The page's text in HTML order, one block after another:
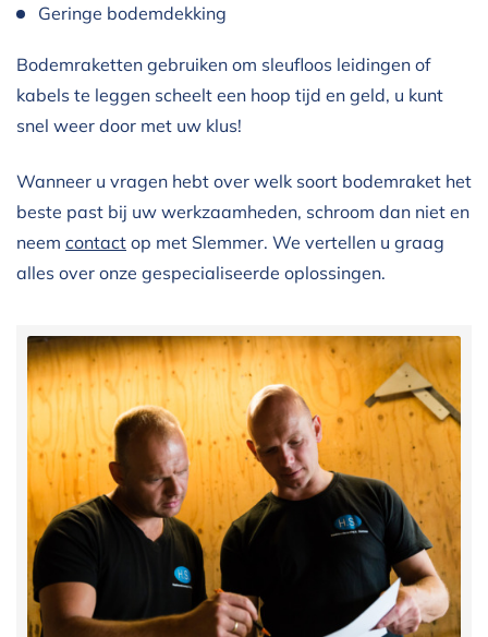
Geringe bodemdekking
Bodemraketten gebruiken om sleufloos leidingen of
kabels te leggen scheelt een hoop tijd en geld, u kunt
snel weer door met uw klus!
Wanneer u vragen hebt over welk soort bodemraket het
beste past bij uw werkzaamheden, schroom dan niet en
neem contact op met Slemmer. We vertellen u graag
alles over onze gespecialiseerde oplossingen.